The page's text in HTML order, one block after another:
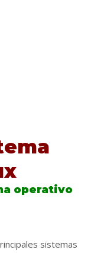
operativo
sistemas